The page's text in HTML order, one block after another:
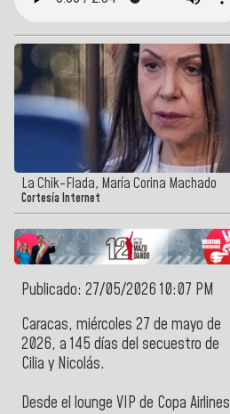
La Chik-Flada, María Corina Machado
Cortesía Internet
Publicado: 27/05/2026 10:07 PM
Caracas, miércoles 27 de mayo de
2026, a 145 días del secuestro de
Cilia y Nicolás.
Desde el lounge VIP de Copa Airlines